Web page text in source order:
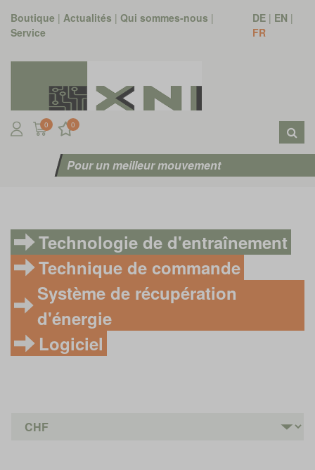
Boutique | Actualités | Qui sommes-nous |
Service
DE| EN |
FR
0 0
Pour un meilleur mouvement
Technologie de d'entraînement
Technique de commande
Système de récupération
d'énergie
Logiciel